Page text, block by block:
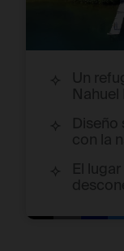
Un
Nahuel
Diseño
con la
El